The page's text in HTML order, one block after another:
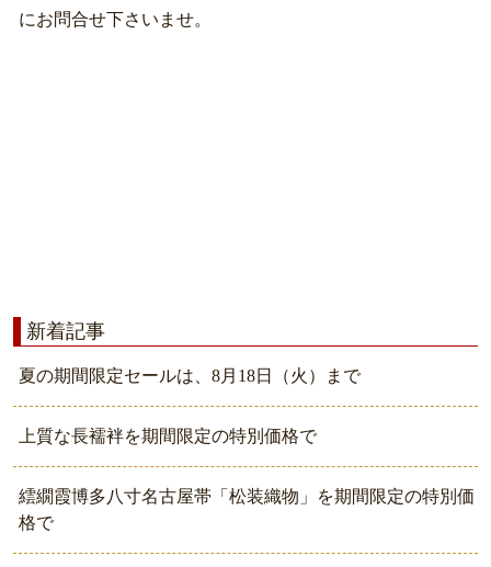
にお問合せ下さいませ。
新着記事
夏の期間限定セールは、8月18日（火）まで
上質な長襦袢を期間限定の特別価格で
繧繝霞博多八寸名古屋帯「松装織物」を期間限定の特別価
格で